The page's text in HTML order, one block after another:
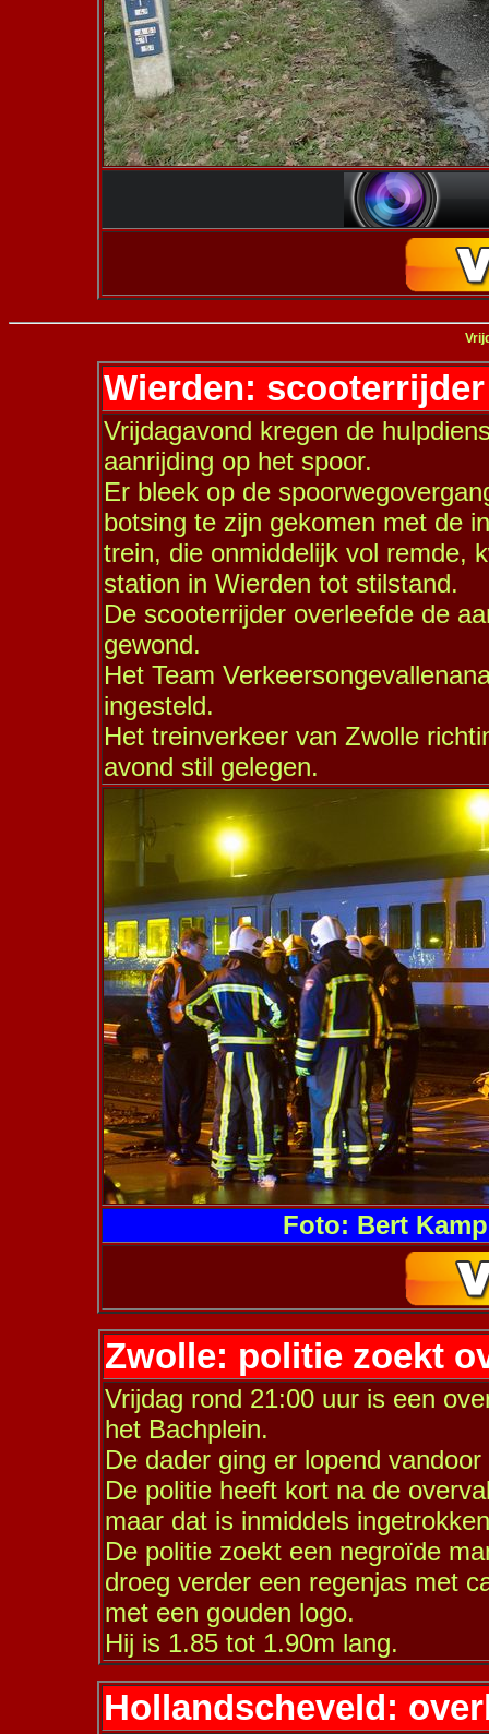
Wierden:
Vrijdagavond kregen de
aanrijding op het spoor.
Er bleek op de
botsing te zijn gekomen met de
trein, die onmiddelijk vol remde,
station in Wierden tot stilstand.
De scooterrijder overleefde de
gewond.
Het Team
ingesteld.
Het treinverkeer van Zwolle
avond stil gelegen.
Foto: Bert
Zwolle: politie zoekt
Vrijdag rond 21:00 uur is een
het Bachplein.
De dader ging er lopend
De politie heeft kort na de
maar dat is inmiddels
De politie zoekt een negroïde
droeg verder een regenjas met
met een gouden logo.
Hij is 1.85 tot 1.90m lang.
Hollandscheveld: